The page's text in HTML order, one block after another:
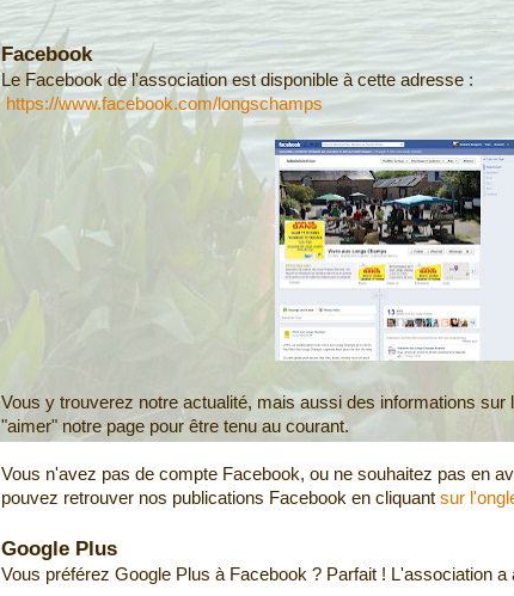
Facebook
Le Facebook de l'association est disponible à cette adresse :
https://www.facebook.com/longschamps
Vous y trouverez notre actualité, mais aussi des informations sur
"aimer" notre page pour être tenu au courant.
Vous n'avez pas de compte Facebook, ou ne souhaitez pas en
pouvez retrouver nos publications Facebook en cliquant sur
Google Plus
Vous préférez Google Plus à Facebook ? Parfait ! L'association a